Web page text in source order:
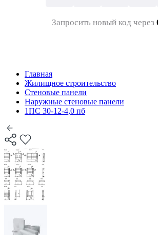
Запросить новый код через
Главная
Жилищное строительство
Стеновые панели
Наружные стеновые панели
1ПС 30-12-4,0 пб